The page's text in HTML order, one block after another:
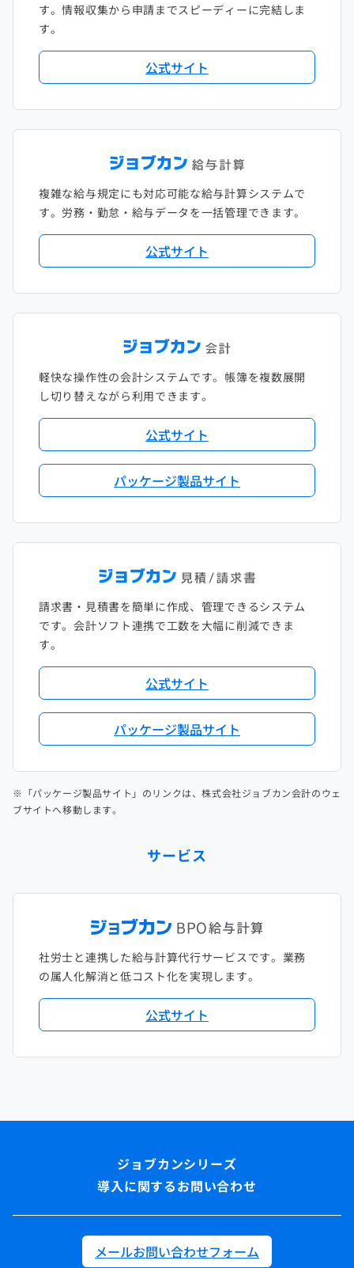
す。情報収集から申請までスピーディーに完結しま
す。
公式サイト
複雑な給与規定にも対応可能な給与計算システムで
す。労務・勤怠・給与データを一括管理できます。
公式サイト
軽快な操作性の会計システムです。帳簿を複数展開
し切り替えながら利用できます。
公式サイト
パッケージ製品サイト
請求書・見積書を簡単に作成、管理できるシステム
です。会計ソフト連携で工数を大幅に削減できま
す。
公式サイト
パッケージ製品サイト
※「パッケージ製品サイト」のリンクは、株式会社ジョブカン会計のウェ
ブサイトへ移動します。
サービス
社労士と連携した給与計算代行サービスです。業務
の属人化解消と低コスト化を実現します。
公式サイト
導入に関するお問い合わせ
メールお問い合わせフォーム